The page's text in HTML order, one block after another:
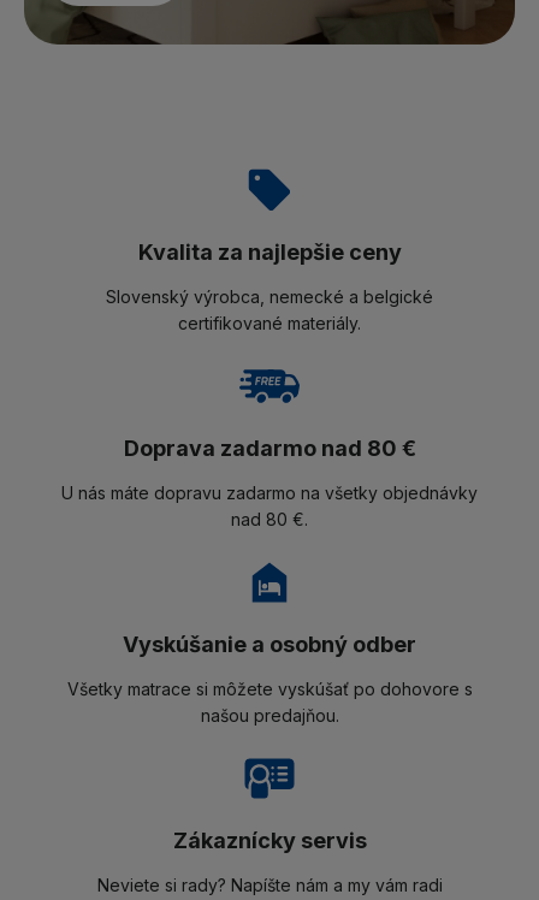
Kvalita za najlepšie ceny
Slovenský výrobca, nemecké a belgické
certifikované materiály.
Doprava zadarmo nad 80 €
U nás máte dopravu zadarmo na všetky objednávky
nad 80 €.
Vyskúšanie a osobný odber
Všetky matrace si môžete vyskúšať po dohovore s
našou predajňou.
Zákaznícky servis
Neviete si rady? Napíšte nám a my vám radi